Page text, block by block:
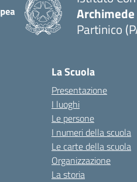
Partinico
La Scuola
Presentazione
I luoghi
Le persone
I numeri della scuola
Le carte della scuola
Organizzazione
La storia